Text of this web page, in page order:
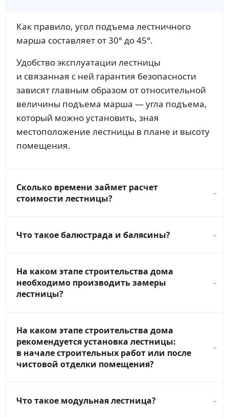
Как правило, угол подъема лестничного
марша составляет от 30° до 45°.
Удобство эксплуатации лестницы
и связанная с ней гарантия безопасности
зависят главным образом от относительной
величины подъема марша — угла подъема,
который можно установить, зная
местоположение лестницы в плане и высоту
помещения.
Сколько времени займет расчет
стоимости лестницы?
Что такое балюстрада и балясины?
На каком этапе строительства дома
необходимо производить замеры
лестницы?
На каком этапе строительства дома
рекомендуется установка лестницы:
в начале строительных работ или после
чистовой отделки помещения?
Что такое модульная лестница?